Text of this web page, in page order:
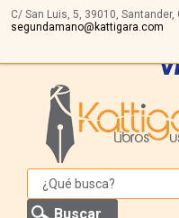
C/ San Luis, 5, 39010, Santander,
segundamano@kattigara.com